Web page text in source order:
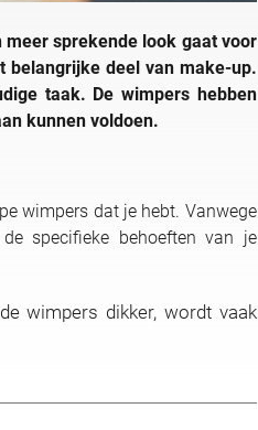
sprekende look gaat voor
belangrijke deel van make-up.
taak. De wimpers hebben
kunnen voldoen.
wimpers dat je hebt. Vanwege
specifieke behoeften van je
wimpers dikker, wordt vaak